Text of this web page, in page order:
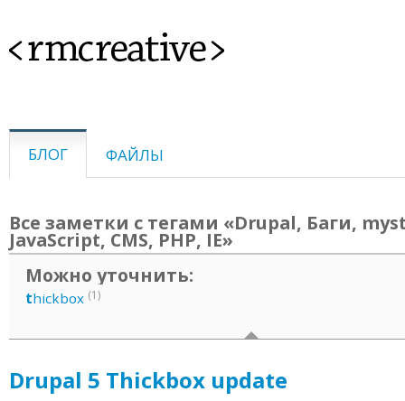
<rmcreative>
БЛОГ ФАЙЛЫ
Все заметки с тегами «Drupal, Баги,
JavaScript, CMS, PHP, IE»
Можно уточнить:
thickbox (1)
Drupal 5 Thickbox update